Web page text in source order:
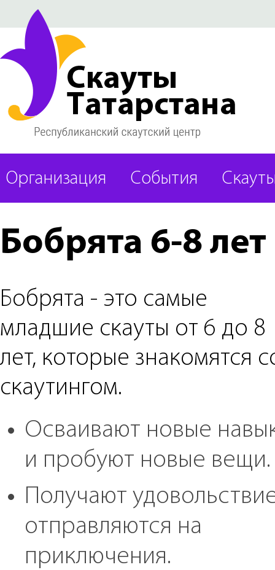
Организация События
Бобрята 6-8 лет
Бобрята - это самые
младшие скауты от 6 до 8
лет, которые знакомятся
скаутингом.
Осваивают новые
и пробуют новые вещи.
Получают
отправляются на
приключения.